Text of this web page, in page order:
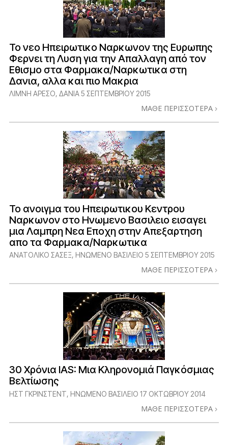
Το νεο Ηπειρωτικο Ναρκωνον της Ευρωπης
Φερνει τη Λυση για την Απαλλαγη από τον
Εθισμο στα Φαρμακα/Ναρκωτικα στη
Δανια, αλλα και πιο Μακρια
ΛΙΜΝΗ ΑΡΕΣΟ, ΔΑΝΙΑ5 ΣΕΠΤΕΜΒΡΙΟΥ 2015
ΜΑΘΕ ΠΕΡΙΣΣΟΤΕΡΑ
Το ανοιγμα του Ηπειρωτικου Κεντρου
Ναρκωνον στο Ηνωμενο Βασιλειο εισαγει
μια Λαμπρη Νεα Εποχη στην Απεξαρτηση
απο τα Φαρμακα/Ναρκωτικα
ΑΝΑΤΟΛΙΚΟ ΣΑΣΕΞ, ΗΝΩΜΕΝΟ ΒΑΣΙΛΕΙΟ 5 ΣΕΠΤΕΜΒΡΙΟΥ 2015
ΜΑΘΕ ΠΕΡΙΣΣΟΤΕΡΑ
30 Χρόνια IAS: Μια Κληρονομιά Παγκόσμιας
Βελτίωσης
ΉΣΤ ΓΚΡΊΝΣΤΕΝΤ, ΗΝΩΜΈΝΟ ΒΑΣΊΛΕΙΟ 17 ΟΚΤΩΒΡΙΟΥ 2014
ΜΑΘΕ ΠΕΡΙΣΣΟΤΕΡΑ